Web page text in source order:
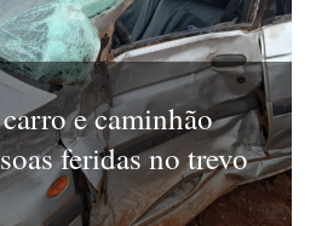
e caminhão
feridas no trevo